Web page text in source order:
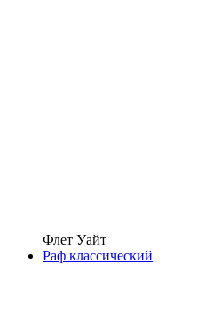
Флет Уайт
Раф классический